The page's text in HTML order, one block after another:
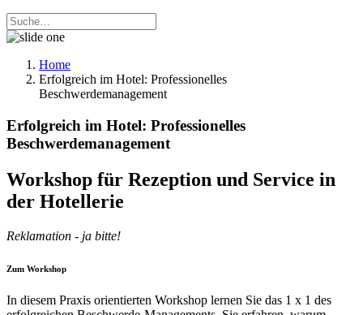
Home
Erfolgreich im Hotel: Professionelles
Beschwerdemanagement
Erfolgreich im Hotel: Professionelles
Beschwerdemanagement
Workshop für Rezeption und Service in
der Hotellerie
Reklamation - ja bitte!
Zum Workshop
In diesem Praxis orientierten Workshop lernen Sie das 1 x 1 des